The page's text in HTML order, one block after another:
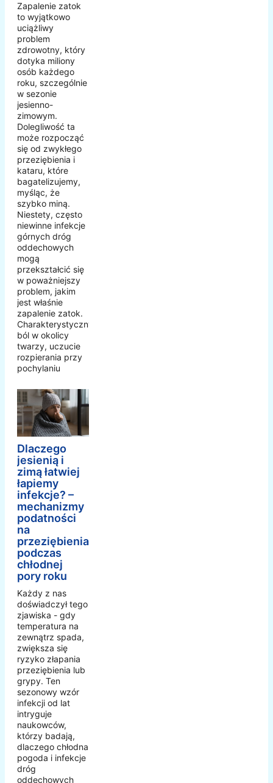
Zapalenie zatok
to wyjątkowo
uciążliwy
problem
zdrowotny, który
dotyka miliony
osób każdego
roku, szczególnie
w sezonie
jesienno-
zimowym.
Dolegliwość ta
może rozpocząć
się od zwykłego
przeziębienia i
kataru, które
bagatelizujemy,
myśląc, że
szybko miną.
Niestety, często
niewinne infekcje
górnych dróg
oddechowych
mogą
przekształcić się
w poważniejszy
problem, jakim
jest właśnie
zapalenie zatok.
Charakterystyczny
ból w okolicy
twarzy, uczucie
rozpierania przy
pochylaniu
Dlaczego
jesienią i
zimą łatwiej
łapiemy
infekcje? –
mechanizmy
podatności
na
przeziębienia
podczas
chłodnej
pory roku
Każdy z nas
doświadczył tego
zjawiska - gdy
temperatura na
zewnątrz spada,
zwiększa się
ryzyko złapania
przeziębienia lub
grypy. Ten
sezonowy wzór
infekcji od lat
intryguje
naukowców,
którzy badają,
dlaczego chłodna
pogoda i infekcje
dróg
oddechowych